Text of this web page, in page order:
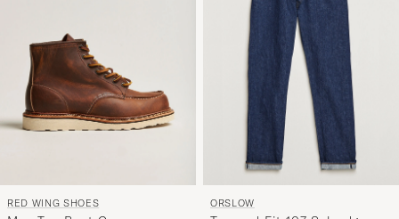
RED WING SHOES ORSLOW